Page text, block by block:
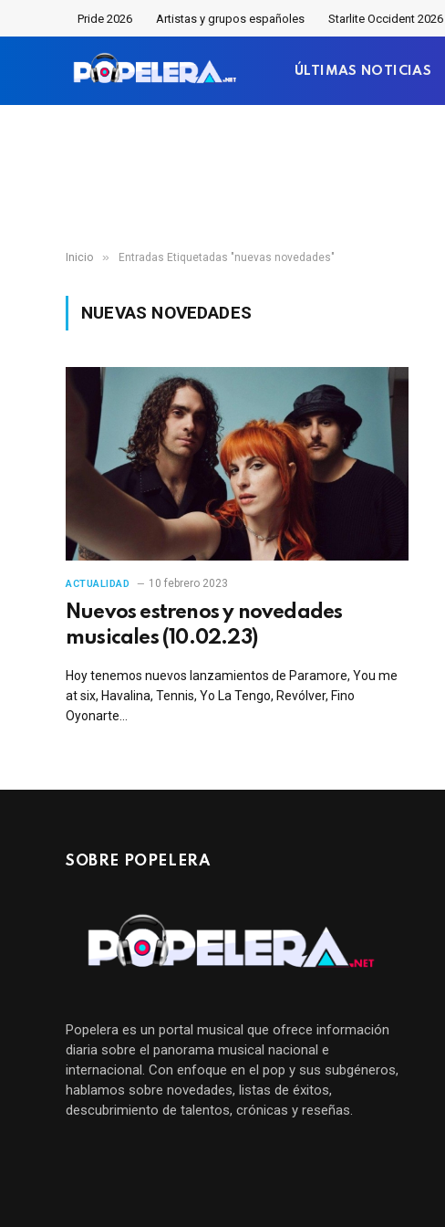
Pride 2026 Artistas y grupos españoles Starlite Occident 2026
ÚLTIMAS NOTICIAS
Inicio » Entradas Etiquetadas "nuevas novedades"
NUEVAS NOVEDADES
ACTUALIDAD 10 febrero 2023
Nuevos estrenos y novedades
musicales (10.02.23)
Hoy tenemos nuevos lanzamientos de Paramore, You me
at six, Havalina, Tennis, Yo La Tengo, Revólver, Fino
Oyonarte…
SOBRE POPELERA
Popelera es un portal musical que ofrece información
diaria sobre el panorama musical nacional e
internacional. Con enfoque en el pop y sus subgéneros,
hablamos sobre novedades, listas de éxitos,
descubrimiento de talentos, crónicas y reseñas.